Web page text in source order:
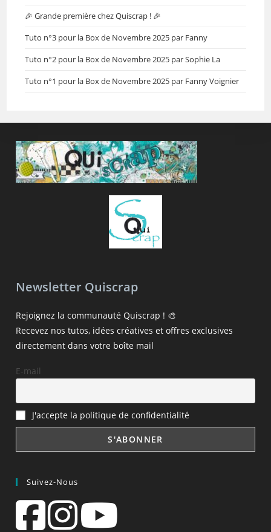
🎉 Grande première chez Quiscrap ! 🎉
Tuto n°3 pour la Box de Novembre 2025 par Fanny
Tuto n°2 pour la Box de Novembre 2025 par Sophie La
Tuto n°1 pour la Box de Novembre 2025 par Fanny Voignier
Newsletter Quiscrap
Rejoignez la communauté Quiscrap ! 🎨
Recevez nos tutos, idées créatives et offres exclusives
directement dans votre boîte mail
E-mail
J'accepte la politique de confidentialité
Suivez-Nous